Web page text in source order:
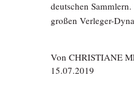
deutschen
großen Verleger-
Von CHRISTIANE
15.07.2019